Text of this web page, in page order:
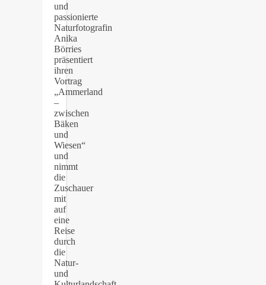
und
passionierte
Naturfotografin
Anika
Börries
präsentiert
ihren
Vortrag
„Ammerland
–
zwischen
Bäken
und
Wiesen“
und
nimmt
die
Zuschauer
mit
auf
eine
Reise
durch
die
Natur-
und